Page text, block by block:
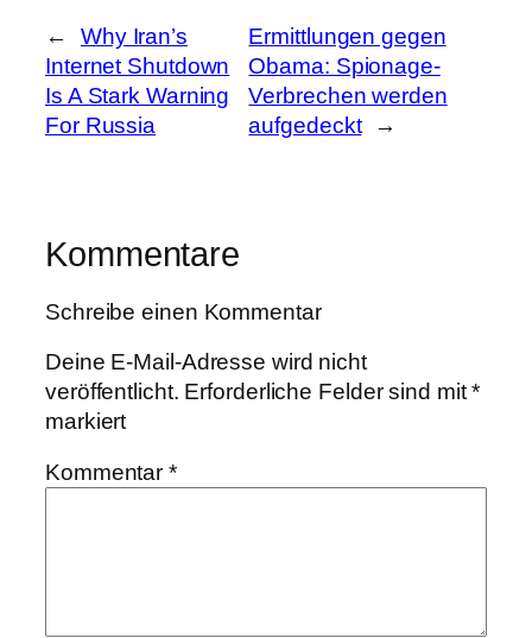
←
Why Iran’s
Internet Shutdown
Is A Stark Warning
For Russia
Ermittlungen gegen
Obama: Spionage-
Verbrechen werden
aufgedeckt
→
Kommentare
Schreibe einen Kommentar
Deine E-Mail-Adresse wird nicht
veröffentlicht. Erforderliche Felder sind mit*
markiert
Kommentar*